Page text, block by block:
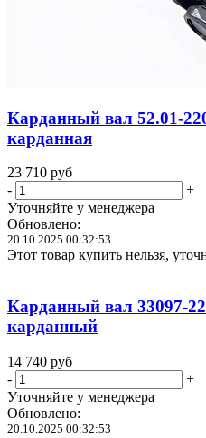
Карданный вал 52.01-
карданная
23 710 руб
-
+
Уточняйте у менеджера
Обновлено:
20.10.2025 00:32:53
Этот товар купить нельзя,
Карданный вал 33097-
карданный
14 740 руб
-
+
Уточняйте у менеджера
Обновлено:
20.10.2025 00:32:53